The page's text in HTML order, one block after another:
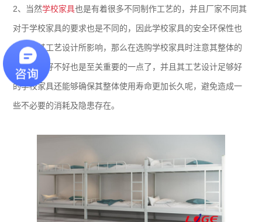
2、当然学校家具也是有着很多不同制作工艺的，并且厂家不同其
对于学校家具的要求也是不同的，因此学校家具的安全环保性也
是会受其工艺设计所影响，那么在选购学校家具时注意其整体的
工艺设计好不好也是至关重要的一点了，并且其工艺设计足够好
的学校家具还能够确保其整体使用寿命更加长久呢，避免造成一
些不必要的消耗及隐患存在。